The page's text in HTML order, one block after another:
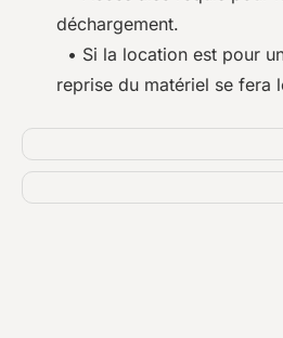
déchargement.
• Si la location est pour
reprise du matériel se fera